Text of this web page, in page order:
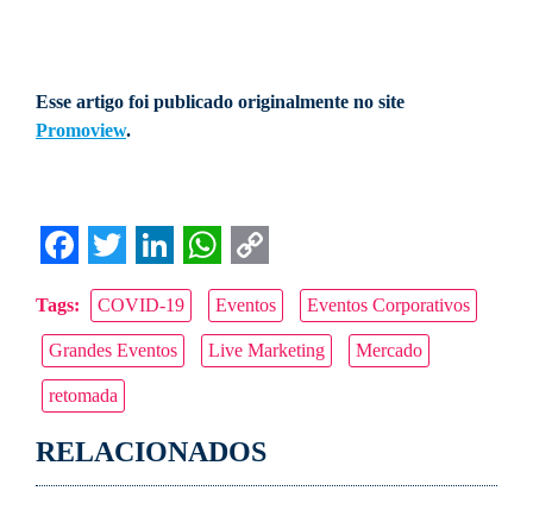
Esse artigo foi publicado originalmente no site
Promoview.
Facebook
Twitter
LinkedIn
WhatsApp
Copy
Link
Tags: COVID-19 Eventos Eventos Corporativos
Grandes Eventos Live Marketing Mercado
retomada
RELACIONADOS